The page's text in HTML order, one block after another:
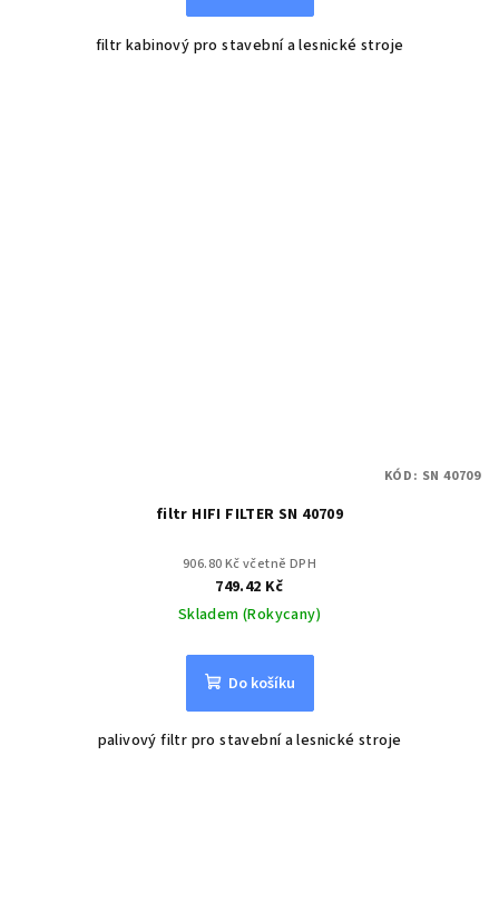
filtr kabinový pro stavební a lesnické stroje
filtr HIFI FILTER SN 40709
906.80 Kč včetně DPH
749.42 Kč
Skladem (Rokycany)
Do košíku
palivový filtr pro stavební a lesnické stroje
KÓD: SN 40709